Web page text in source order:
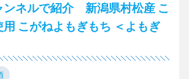
ンネルで紹介 新潟県村松産 こ
こがねよもぎもち ＜よもぎ